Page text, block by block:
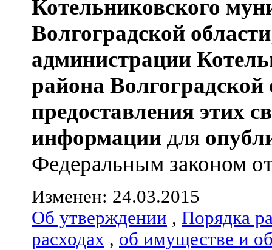
Котельниковского
Волгоградской области
администрации
района Волгоградской
предоставления этих
информации для
Федеральным законом
Изменен: 24.03.2015
Об утверждении , Порядка
расходах , об имуществе и